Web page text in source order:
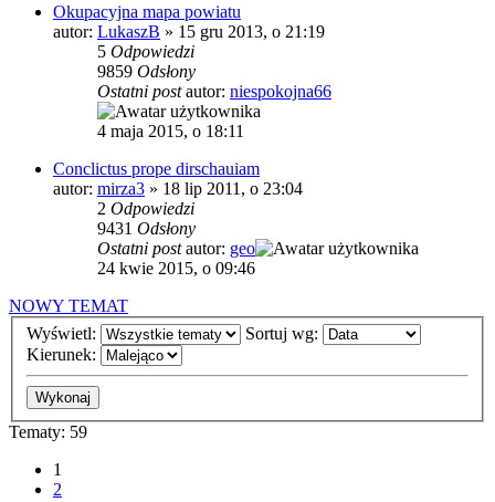
Okupacyjna mapa powiatu
autor: LukaszB » 15 gru 2013, o 21:19
5 Odpowiedzi
9859 Odsłony
Ostatni postautor: niespokojna66
4 maja 2015, o 18:11
Conclictus prope dirschauiam
autor: mirza3 » 18 lip 2011, o 23:04
2 Odpowiedzi
9431 Odsłony
Ostatni postautor: geo
24 kwie 2015, o 09:46
NOWY TEMAT
Wyświetl:
Sortuj wg:
Kierunek:
Tematy: 59
1
2